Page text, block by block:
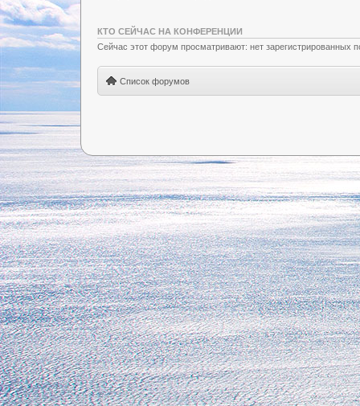
КТО СЕЙЧАС НА КОНФЕРЕНЦИИ
Сейчас этот форум просматривают: нет зарегистрированных
Список форумов